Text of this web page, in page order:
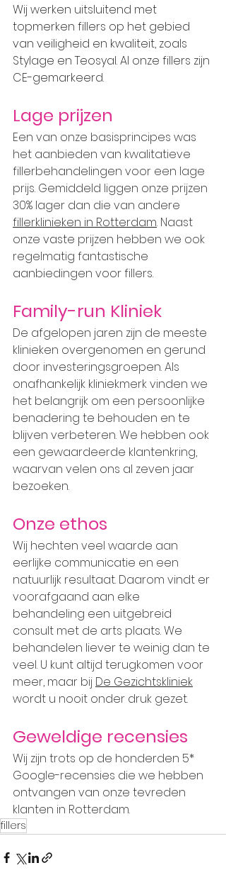
Wij werken uitsluitend met
topmerken fillers op het gebied
van veiligheid en kwaliteit, zoals
Stylage en Teosyal. Al onze fillers zijn
CE-gemarkeerd.
Lage prijzen
Een van onze basisprincipes was
het aanbieden van kwalitatieve
fillerbehandelingen voor een lage
prijs. Gemiddeld liggen onze prijzen
30% lager dan die van andere
fillerklinieken in Rotterdam. Naast
onze vaste prijzen hebben we ook
regelmatig fantastische
aanbiedingen voor fillers.
Family-run Kliniek
De afgelopen jaren zijn de meeste
klinieken overgenomen en gerund
door investeringsgroepen. Als
onafhankelijk kliniekmerk vinden we
het belangrijk om een persoonlijke
benadering te behouden en te
blijven verbeteren. We hebben ook
een gewaardeerde klantenkring,
waarvan velen ons al zeven jaar
bezoeken.
Onze ethos
Wij hechten veel waarde aan
eerlijke communicatie en een
natuurlijk resultaat. Daarom vindt er
voorafgaand aan elke
behandeling een uitgebreid
consult met de arts plaats. We
behandelen liever te weinig dan te
veel. U kunt altijd terugkomen voor
meer, maar bij De Gezichtskliniek
wordt u nooit onder druk gezet.
Geweldige recensies
Wij zijn trots op de honderden 5*
Google-recensies die we hebben
ontvangen van onze tevreden
klanten in Rotterdam.
fillers